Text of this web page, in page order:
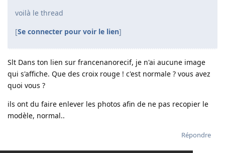
voilà le thread
[Se connecter pour voir le lien]
Slt Dans ton lien sur francenanorecif, je n'ai aucune image
qui s'affiche. Que des croix rouge ! c'est normale ? vous avez
quoi vous ?
ils ont du faire enlever les photos afin de ne pas recopier le
modèle, normal..
Répondre